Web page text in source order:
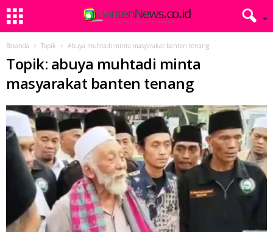
Beranda Topik Abuya muhtadi minta masyarakat banten tenang
Topik: abuya muhtadi minta
masyarakat banten tenang